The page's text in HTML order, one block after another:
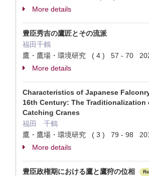
More details
豊臣秀吉の鷹匠とその流派
福田千鶴
鷹・鷹場・環境研究 ( 4 ) 57 - 70
More details
Characteristics of Japanese
16th Century: The Traditionalization
Catching Cranes
福田 千鶴
鷹・鷹場・環境研究 ( 3 ) 79 - 98
More details
豊臣政権期における鷹と鷹狩の位相